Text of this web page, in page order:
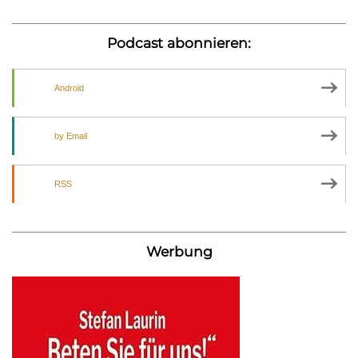
Podcast abonnieren:
Android
by Email
RSS
Werbung